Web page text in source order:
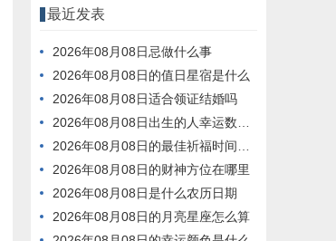
最近发表
2026年08月08日忌做什么事
2026年08月08日的值日星宿是什么
2026年08月08日适合领证结婚吗
2026年08月08日出生的人幸运数字是什么
2026年08月08日的最佳祈福时间是什么时候
2026年08月08日的财神方位在哪里
2026年08月08日是什么农历日期
2026年08月08日的月亮星座怎么算